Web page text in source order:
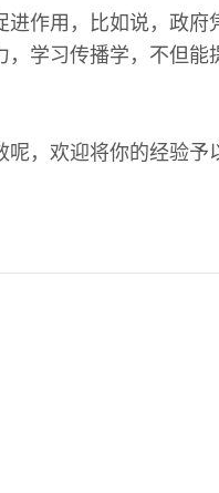
作用，比如说，政府
学习传播学，不但能
，欢迎将你的经验予